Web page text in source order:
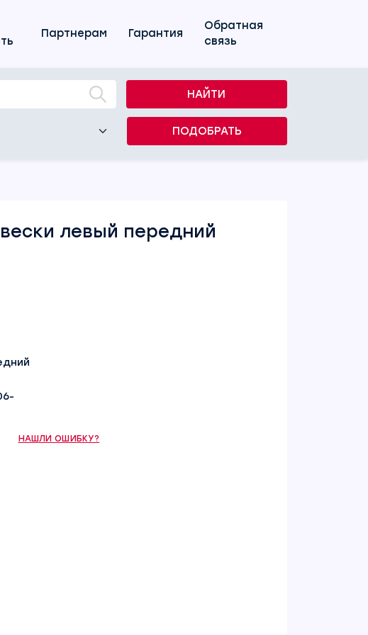
Партнерам Гарантия
Обратная
связь
НАЙТИ
ПОДОБРАТЬ
левый передний
НАШЛИ ОШИБКУ?